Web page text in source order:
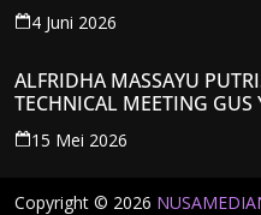
4 Juni 2026
ALFRIDHA MASSAYU
TECHNICAL MEETING
KANTONGI NOMOR
15 Mei 2026
Copyright © 2026